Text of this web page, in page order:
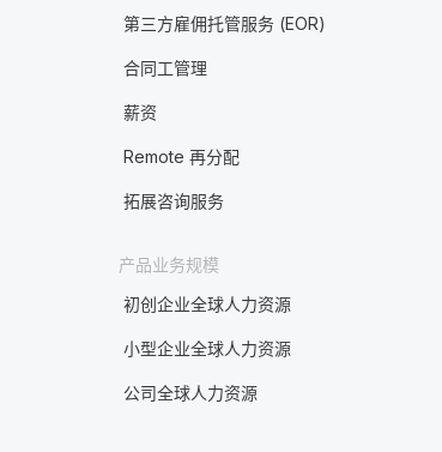
第三方雇佣托管服务 (EOR)
合同工管理
薪资
Remote 再分配
拓展咨询服务
产品业务规模
初创企业全球人力资源
小型企业全球人力资源
公司全球人力资源